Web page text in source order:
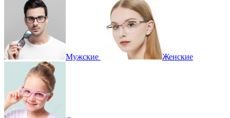
Мужские Женские